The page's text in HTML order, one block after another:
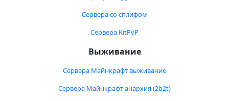
Сервера со сплифом
Сервера KitPvP
Выживание
Сервера Майнкрафт выживание
Сервера Майнкрафт анархия (2b2t)